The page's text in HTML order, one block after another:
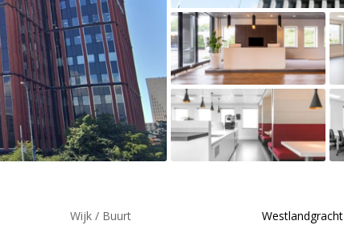
Wijk / Buurt Westlandgracht